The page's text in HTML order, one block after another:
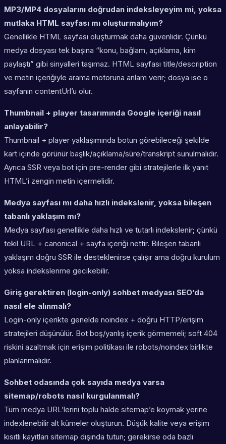
MP3/MP4 dosyalarını doğrudan indeksleyeyim mi, yoksa
mutlaka HTML sayfası mı oluşturmalıyım?
Genellikle HTML sayfası oluşturmak daha güvenlidir. Çünkü
medya dosyası tek başına “konu, bağlam, açıklama, kim
paylaştı” gibi sinyalleri taşımaz. HTML sayfası title/description
ve metin içeriğiyle arama motoruna anlam verir; dosya ise o
sayfanın contentUrl’u olur.
Thumbnail + player tasarımında Google içeriği nasıl
anlayabilir?
Thumbnail + player yaklaşımında botun görebileceği şekilde
kart içinde görünür başlık/açıklama/süre/transkript sunulmalıdır.
Ayrıca SSR veya bot için pre-render gibi stratejilerle ilk yanıt
HTML’i zengin metin içermelidir.
Medya sayfası mı daha hızlı indekslenir, yoksa bileşen
tabanlı yaklaşım mı?
Medya sayfası genellikle daha hızlı ve tutarlı indekslenir; çünkü
tekil URL + canonical + sayfa içeriği nettir. Bileşen tabanlı
yaklaşım doğru SSR ile desteklenirse çalışır ama doğru kurulum
yoksa indekslenme gecikebilir.
Giriş gerektiren (login-only) sohbet medyası SEO’da
nasıl ele alınmalı?
Login-only içerikte genelde noindex + doğru HTTP/erişim
stratejileri düşünülür. Bot boş/yanlış içerik görmemeli; soft 404
riskini azaltmak için erişim politikası ile robots/noindex birlikte
planlanmalıdır.
Sohbet odasında çok sayıda medya varsa
sitemap/robots nasıl kurgulanmalı?
Tüm medya URL’lerini toplu halde sitemap’e koymak yerine
indexlenebilir alt kümeler oluşturun. Düşük kalite veya erişim
kısıtlı kayıtları sitemap dışında tutun; gerekirse oda bazlı